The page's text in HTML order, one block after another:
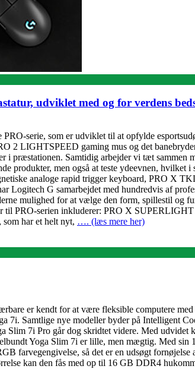
udviklet med og for verdens
serie, som er udviklet til at opfylde
2 LIGHTSPEED gaming mus og det
præstationen. Samtidig arbejder vi tæt sammen
produkter, men også at teste ydeevnen, hvilket
analoge rapid trigger keyboard, PRO X
Logitech G samarbejdet med hundredvis af
mulighed for at vælge den form, spillestil og
til PRO-serien inkluderer: PRO X
har et helt nyt, …. (læs mere her)
er kendt for at være fleksible computere
7i. Samtlige nye modeller byder på Intelligent
7i Pro går dog skridtet videre. Med
Yoga Slim 7i er lille, men mægtig. Med
farvegengivelse, så det er en udsøgt
kan den fås med op til 16 GB DDR4